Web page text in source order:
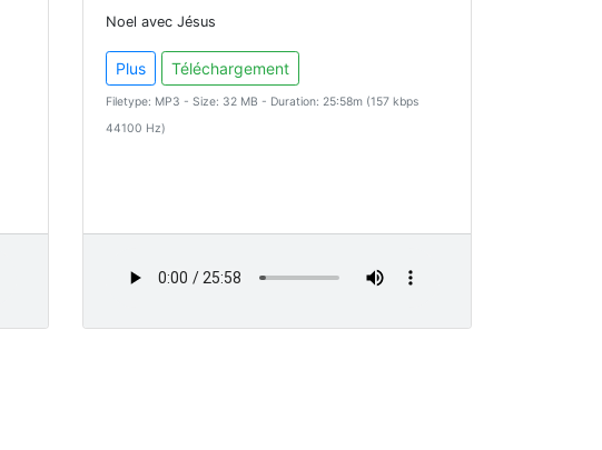
Noel avec Jésus
Plus Téléchargement
Filetype: MP3 - Size: 32 MB - Duration: 25:58m (157 kbps
44100 Hz)